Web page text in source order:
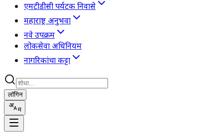
एमटीडीसी पर्यटक निवासे
महाराष्ट्र अनुभवा
नवे उपक्रम
लोकसेवा अधिनियम
नागरिकांचा कट्टा
लॉगिन
म